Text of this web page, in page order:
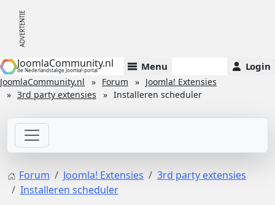
JoomlaCommunity.nl
de Nederlandstalige Joomla!-portal Menu Login
JoomlaCommunity.nl Forum
Joomla! Extensies
3rd party extensies
Installeren scheduler
Forum Joomla! Extensies
3rd party extensies
Installeren scheduler